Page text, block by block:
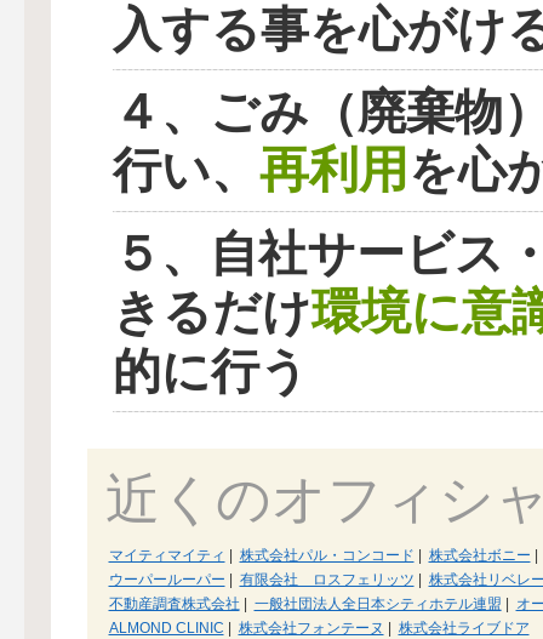
入する事を心がけ
４、ごみ（廃棄物
行い、 再利用を心
５、自社サービス
きるだけ環境に意
的に行う
近くのオフィシ
マイティマイティ 株式会社パル・コンコード 株式会社ボニー
ウーパールーパー
有限会社 ロスフェリッツ
株式会社リベレ
不動産調査株式会社
一般社団法人全日本シティホテル連盟
オ
ALMOND CLINIC
株式会社フォンテーヌ 株式会社ライブドア